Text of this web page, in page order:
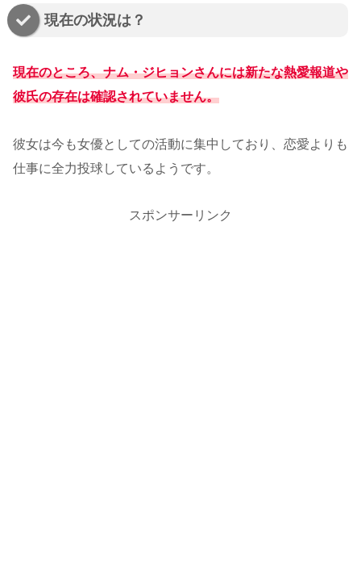
現在の状況は？
現在のところ、ナム・ジヒョンさんには新たな熱愛報道や
彼氏の存在は確認されていません。
彼女は今も女優としての活動に集中しており、恋愛よりも
仕事に全力投球しているようです。
スポンサーリンク